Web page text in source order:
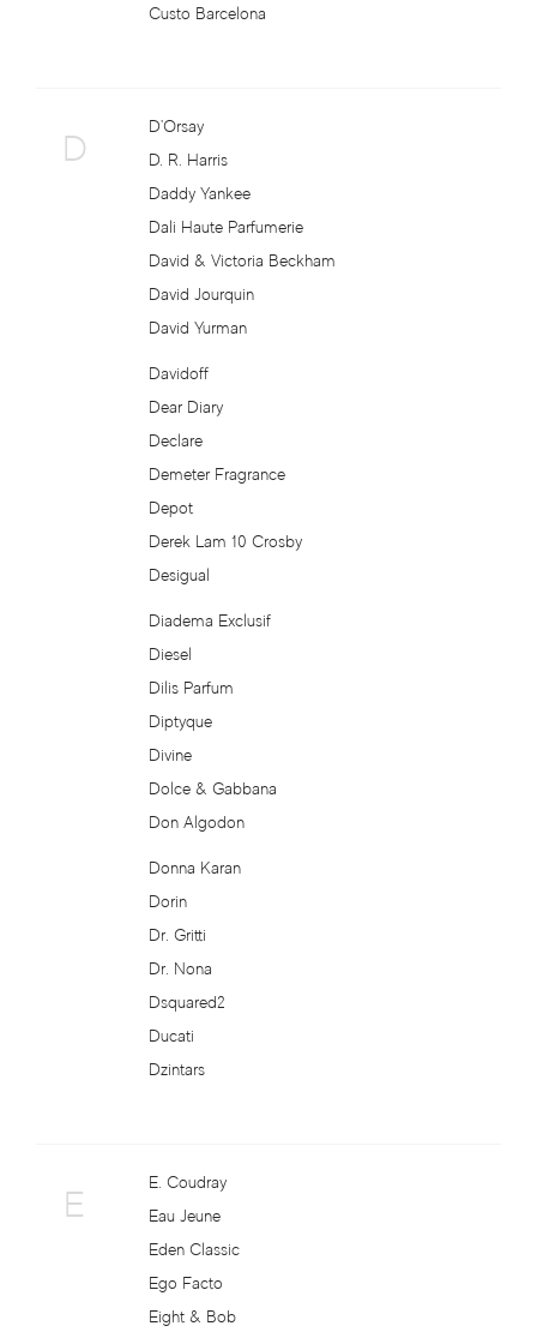
Custo Barcelona
D
D'Orsay
D. R. Harris
Daddy Yankee
Dali Haute Parfumerie
David & Victoria Beckham
David Jourquin
David Yurman
Davidoff
Dear Diary
Declare
Demeter Fragrance
Depot
Derek Lam 10 Crosby
Desigual
Diadema Exclusif
Diesel
Dilis Parfum
Diptyque
Divine
Dolce & Gabbana
Don Algodon
Donna Karan
Dorin
Dr. Gritti
Dr. Nona
Dsquared2
Ducati
Dzintars
E
E. Coudray
Eau Jeune
Eden Classic
Ego Facto
Eight & Bob
Brecourt
Britney Spears
Brooks Brothers
Calypso Christiane Celle
Carner Barcelona
Carolina Herrera